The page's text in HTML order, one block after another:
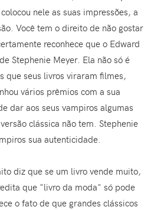
nele as suas impressões, a
Você tem o direito de não gostar
reconhece que o Edward
Stephenie Meyer. Ela não só é
que seus livros viraram filmes,
vários prêmios com a sua
dar aos seus vampiros algumas
clássica não tem. Stephenie
sua autenticidade.
diz que se um livro vende muito,
que "livro da moda" só pode
o fato de que grandes clássicos